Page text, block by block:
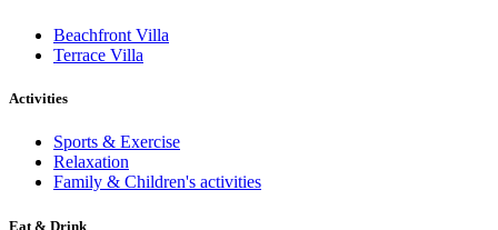
Beachfront Villa
Terrace Villa
Activities
Sports & Exercise
Relaxation
Family & Children's activities
Eat & Drink